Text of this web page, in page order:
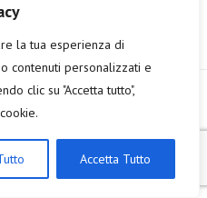
la tua esperienza di
contenuti personalizzati e
clic su "Accetta tutto",
Accetta Tutto